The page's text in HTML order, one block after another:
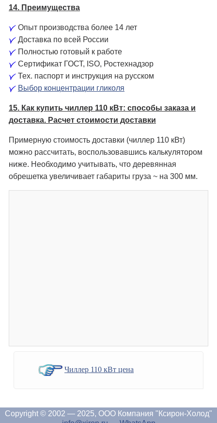
14. Преимущества
Опыт производства более 14 лет
Доставка по всей России
Полностью готовый к работе
Сертификат ГОСТ, ISO, Ростехнадзор
Тех. паспорт и инструкция на русском
Выбор концентрации гликоля
15. Как купить чиллер 110 кВт: способы заказа и
доставка. Расчет стоимости доставки
Примерную стоимость доставки (чиллер 110 кВт)
можно рассчитать, воспользовавшись калькулятором
ниже. Необходимо учитывать, что деревянная
обрешетка увеличивает габариты груза ~ на 300 мм.
Чиллер 110 кВт цена
Copyright © 2002 — 2025, ООО Компания "Ксирон-Холод"